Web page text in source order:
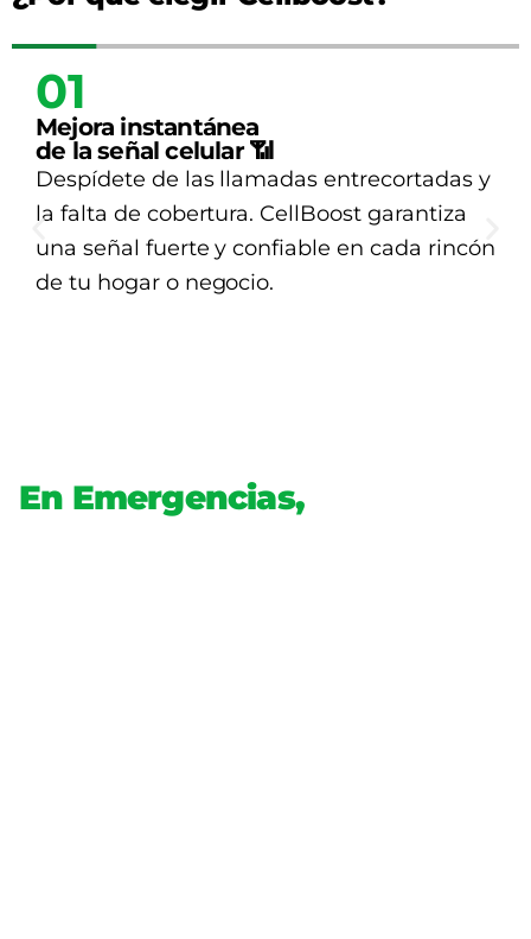
02
Compatible con todas
las operadoras nacionales ✅
No importa si usas Claro, Movistar, Entel o
Bitel, CellBoost funciona perfectamente
con todas las redes para tu tranquilidad.
En Emergencias,